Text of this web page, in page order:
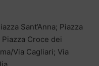
Sant’Anna; Piazza
Croce dei
Via Cagliari; Via